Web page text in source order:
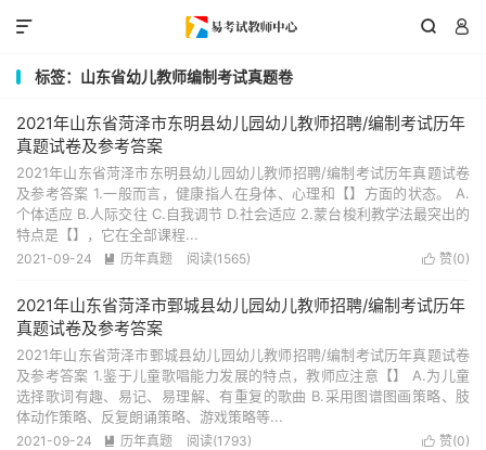
 

标签：山东省幼儿教师编制考试真题卷
2021年山东省菏泽市东明县幼儿园幼儿教师招聘/编制考试历年
真题试卷及参考答案
2021年山东省菏泽市东明县幼儿园幼儿教师招聘/编制考试历年真题试卷
及参考答案 1.一般而言，健康指人在身体、心理和【】方面的状态。 A.
个体适应 B.人际交往 C.自我调节 D.社会适应 2.蒙台梭利教学法最突出的
特点是【】，它在全部课程...
2021-09-24  历年真题 阅读(1565)  赞(0)
2021年山东省菏泽市鄄城县幼儿园幼儿教师招聘/编制考试历年
真题试卷及参考答案
2021年山东省菏泽市鄄城县幼儿园幼儿教师招聘/编制考试历年真题试卷
及参考答案 1.鉴于儿童歌唱能力发展的特点，教师应注意【】 A.为儿童
选择歌词有趣、易记、易理解、有重复的歌曲 B.采用图谱图画策略、肢
体动作策略、反复朗诵策略、游戏策略等...
2021-09-24  历年真题 阅读(1793)  赞(0)